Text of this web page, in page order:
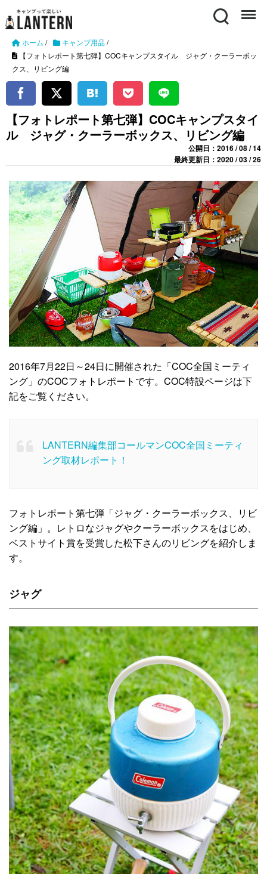
Search Menu
ホーム / キャンプ用品/
【フォトレポート第七弾】COCキャンプスタイル ジャグ・クーラーボッ
クス、リビング編
【フォトレポート第七弾】COCキャンプスタイ
ル ジャグ・クーラーボックス、リビング編
公開日：2016 / 08 / 14
最終更新日：2020 / 03 / 26
2016年7月22日～24日に開催された「COC全国ミーティ
ング」のCOCフォトレポートです。COC特設ページは下
記をご覧ください。
LANTERN編集部コールマンCOC全国ミーティ
ング取材レポート！
フォトレポート第七弾「ジャグ・クーラーボックス、リビ
ング編」。レトロなジャグやクーラーボックスをはじめ、
ベストサイト賞を受賞した松下さんのリビングを紹介しま
す。
ジャグ